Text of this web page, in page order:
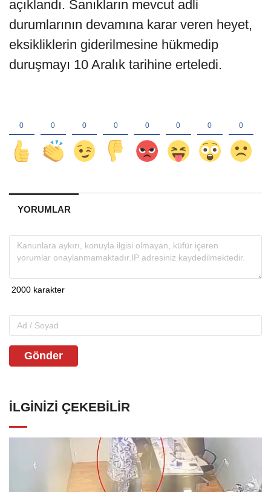
açıklandı. Sanıkların mevcut adli
durumlarının devamına karar veren heyet,
eksikliklerin giderilmesine hükmedip
duruşmayı 10 Aralık tarihine erteledi.
YORUMLAR
Gönder
İLGINIZI ÇEKEBILIR